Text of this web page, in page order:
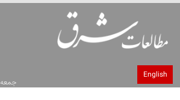
English
جمعه ۱۶ مرداد ۱۴۰۵ ساعت: ۰۹:۵۹